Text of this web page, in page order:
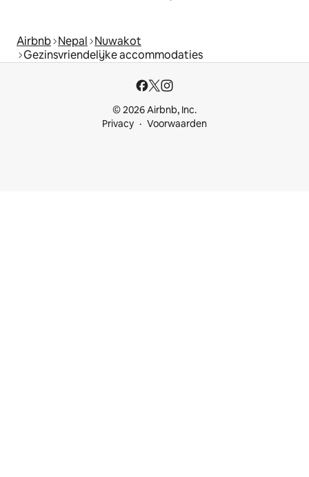
Airbnb Nepal Nuwakot
Gezinsvriendelijke accommodaties
© 2026 Airbnb, Inc.
Privacy
Voorwaarden